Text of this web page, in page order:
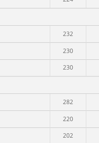
232
230
230
282
220
202